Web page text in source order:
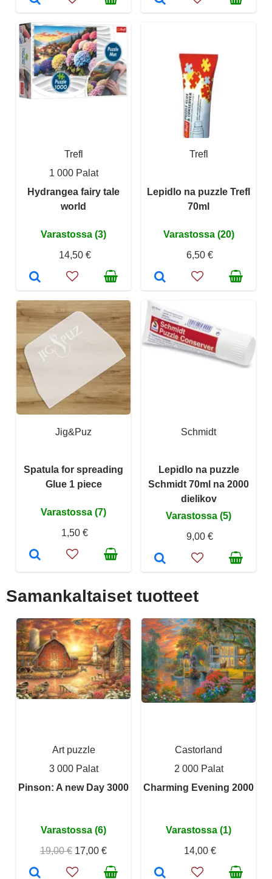
Trefl
1 000 Palat
Hydrangea fairy tale
world
Varastossa (3)
14,50 €
Trefl
Lepidlo na puzzle Trefl
70ml
Varastossa (20)
6,50 €
Jig&Puz
Spatula for spreading
Glue 1 piece
Varastossa (7)
1,50 €
Schmidt
Lepidlo na puzzle
Schmidt 70ml na 2000
dielikov
Varastossa (5)
9,00 €
Samankaltaiset tuotteet
Art puzzle
3 000 Palat
Pinson: A new Day 3000
Varastossa (6)
19,00 € 17,00 €
Castorland
2 000 Palat
Charming Evening 2000
Varastossa (1)
14,00 €